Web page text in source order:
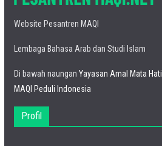
Website Pesantren MAQI
Lembaga Bahasa Arab dan Studi Islam
Di bawah naungan Yayasan Amal Mata Hati
MAQI Peduli Indonesia
Profil